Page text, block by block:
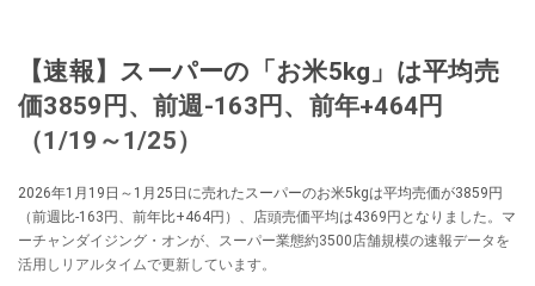
【速報】スーパーの「お米5kg」は平均売
価3859円、前週-163円、前年+464円
（1/19～1/25）
2026年1月19日～1月25日に売れたスーパーのお米5kgは平均売価が3859円
（前週比-163円、前年比+464円）、店頭売価平均は4369円となりました。マ
ーチャンダイジング・オンが、スーパー業態約3500店舗規模の速報データを
活用しリアルタイムで更新しています。